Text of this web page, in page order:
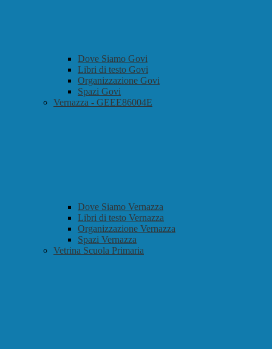
Dove Siamo Govi
Libri di testo Govi
Organizzazione Govi
Spazi Govi
Vernazza - GEEE86004E
Dove Siamo Vernazza
Libri di testo Vernazza
Organizzazione Vernazza
Spazi Vernazza
Vetrina Scuola Primaria